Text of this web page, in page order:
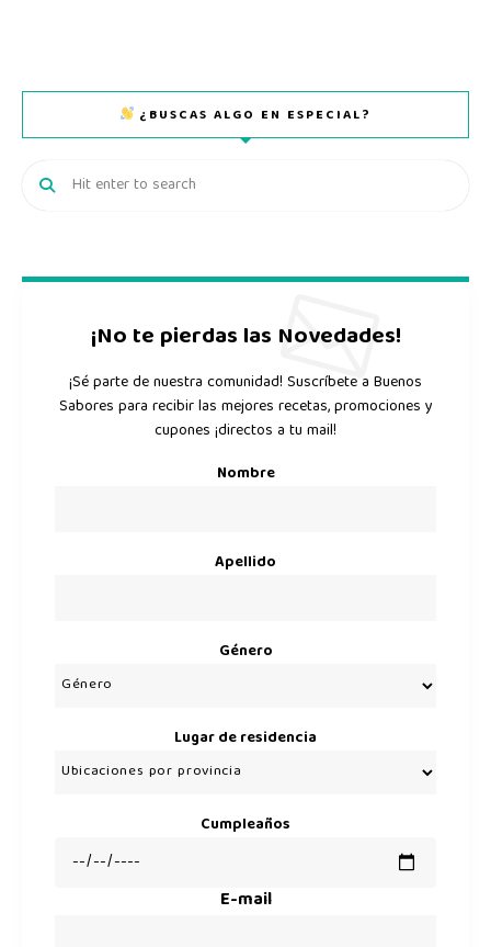
¿BUSCAS ALGO EN ESPECIAL?
¡No te pierdas las Novedades!
¡Sé parte de nuestra comunidad! Suscríbete a Buenos
Sabores para recibir las mejores recetas, promociones y
cupones ¡directos a tu mail!
Nombre
Apellido
Género
Lugar de residencia
Cumpleaños
E-mail